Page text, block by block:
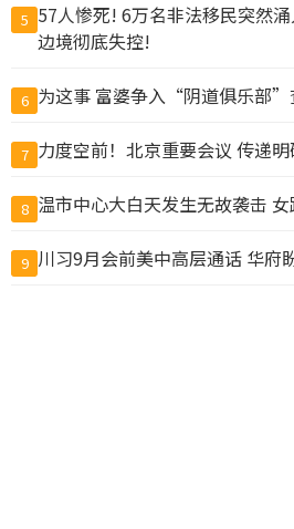
5 57人惨死! 6万名非法移民突然
边境彻底失控!
6 为这事 富婆争入“阴道俱乐部”
7 力度空前！北京重要会议 传递
8 温市中心大白天发生无故袭击
9 川习9月会前美中高层通话 华府